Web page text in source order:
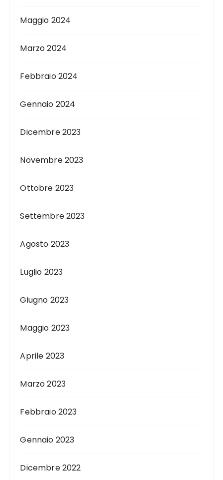
Maggio 2024
Marzo 2024
Febbraio 2024
Gennaio 2024
Dicembre 2023
Novembre 2023
Ottobre 2023
Settembre 2023
Agosto 2023
Luglio 2023
Giugno 2023
Maggio 2023
Aprile 2023
Marzo 2023
Febbraio 2023
Gennaio 2023
Dicembre 2022